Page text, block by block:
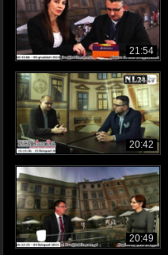
21:54
20:42
20:49